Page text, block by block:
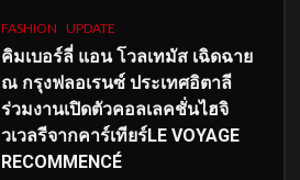
FASHION UPDATE
คิมเบอร์ลี่ แอน โวลเทมัส เฉิดฉาย
ณ กรุงฟลอเรนซ์ ประเทศอิตาลี
ร่วมงานเปิดตัวคอลเลคชั่นไฮจิ
วเวลรีจากคาร์เทียร์LE VOYAGE
RECOMMENCÉ